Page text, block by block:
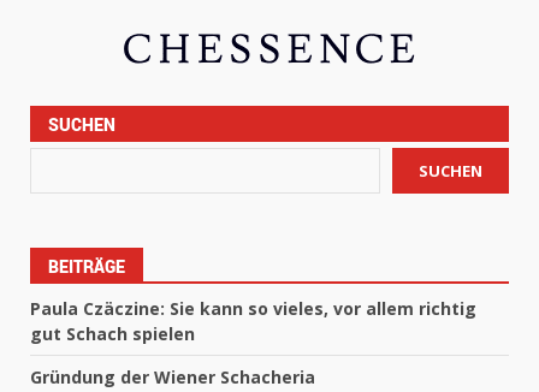
SUCHEN
SUCHEN
BEITRÄGE
Paula Czäczine: Sie kann so vieles, vor allem richtig
gut Schach spielen
Gründung der Wiener Schacheria